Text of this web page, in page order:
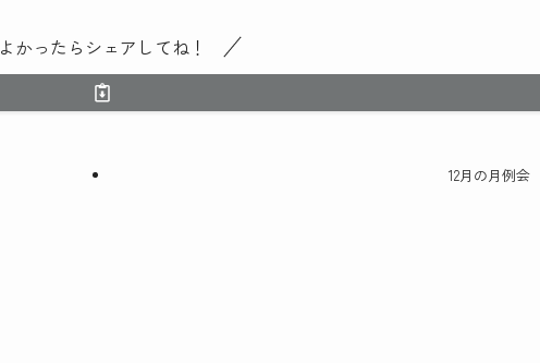
よかったらシェアしてね！
12月の月例会